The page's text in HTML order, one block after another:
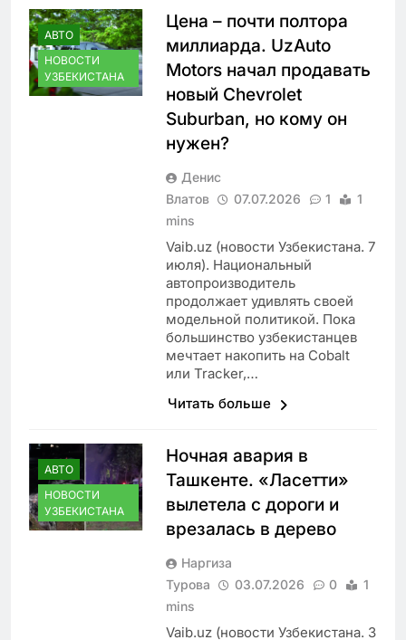
АВТО
НОВОСТИ
УЗБЕКИСТАНА
Цена – почти полтора
миллиарда. UzAuto
Motors начал продавать
новый Chevrolet
Suburban, но кому он
нужен?
Денис
Влатов
07.07.2026 1
1
mins
Vaib.uz (новости Узбекистана. 7
июля). Национальный
автопроизводитель
продолжает удивлять своей
модельной политикой. Пока
большинство узбекистанцев
мечтает накопить на Cobalt
или Tracker,…
Читать больше
АВТО
НОВОСТИ
УЗБЕКИСТАНА
Ночная авария в
Ташкенте. «Ласетти»
вылетела с дороги и
врезалась в дерево
Наргиза
Турова
03.07.2026 0
1
mins
Vaib.uz (новости Узбекистана. 3